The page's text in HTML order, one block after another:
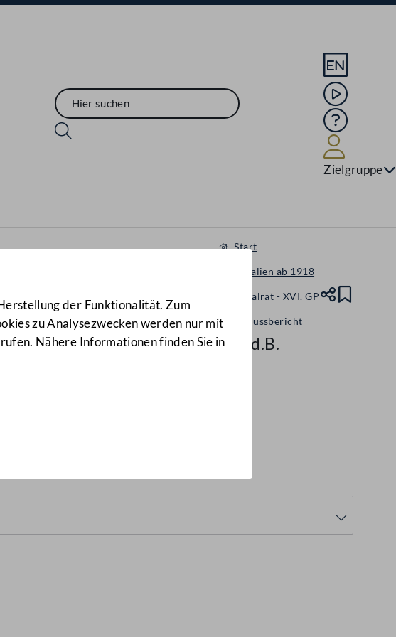
Sprache
Mediathek
Hilfe
Zielgruppe
der Funktionalität. Zum
zu Analysezwecken werden nur mit
Nähere Informationen finden Sie in
Start
Materialien ab 1918
Nationalrat - XVI. GP
Ausschussbericht
133 d.B.